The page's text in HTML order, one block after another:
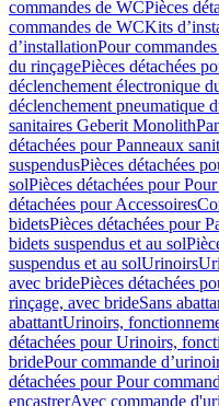
commandes de WCPièces
commandes de WCKits
d’installationPour
du rinçagePièces détachées
déclenchement électronique
déclenchement pneumatique
sanitaires Geberit Monolith
détachées pour Panneaux
suspendusPièces détachées
solPièces détachées pour
détachées pour Accessoires
bidetsPièces détachées pour
bidets suspendus et au sol
suspendus et au solUrinoirs
avec bridePièces détachées
rinçage, avec brideSans
abattantUrinoirs,
détachées pour Urinoirs,
bridePour commande
détachées pour Pour
encastrerAvec commande